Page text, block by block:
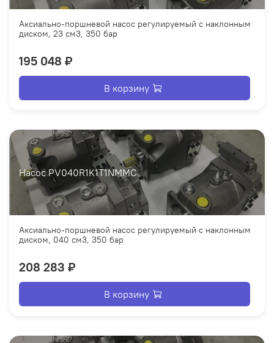
Аксиально-поршневой насос регулируемый с наклонным
диском, 23 см3, 350 бар
195 048 ₽
В корзину
Насос PV040R1K1T1NMMC
Аксиально-поршневой насос регулируемый с наклонным
диском, 040 см3, 350 бар
208 283 ₽
В корзину